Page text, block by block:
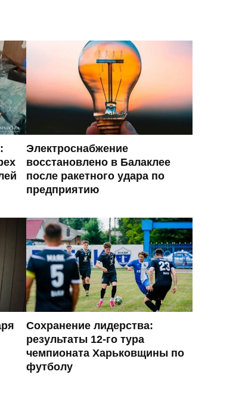
Электроснабжение
восстановлено в Балаклее
после ракетного удара по
предприятию
Сохранение лидерства:
результаты 12-го тура
чемпионата Харьковщины по
футболу